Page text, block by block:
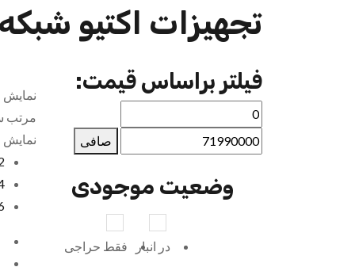
تجهیزات اکتیو
فیلتر براساس قیمت:
صافی
وضعیت موجودی
فقط حراجی در انبار
نمایش 1–12 در 168 موارد
مرتب
نمایش